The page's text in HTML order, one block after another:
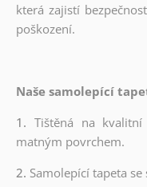
která zajistí
poškození.
Naše samolepící
1. Tištěná na
matným povrchem.
2. Samolepící tapeta